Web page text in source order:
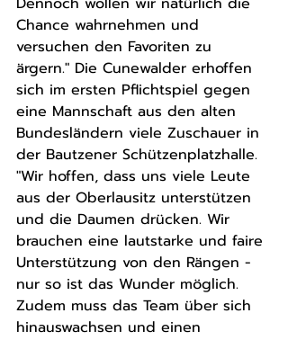
Chance wahrnehmen und
versuchen den Favoriten zu
ärgern." Die Cunewalder erhoffen
sich im ersten Pflichtspiel gegen
eine Mannschaft aus den alten
Bundesländern viele Zuschauer in
der Bautzener Schützenplatzhalle.
"Wir hoffen, dass uns viele Leute
aus der Oberlausitz unterstützen
und die Daumen drücken. Wir
brauchen eine lautstarke und faire
Unterstützung von den Rängen -
nur so ist das Wunder möglich.
Zudem muss das Team über sich
hinauswachsen und einen